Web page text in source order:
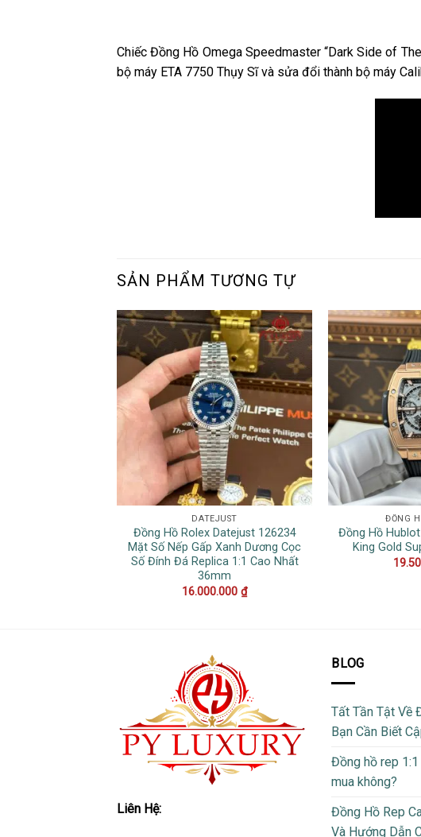
Chiếc Đồng Hồ Omega Speedmaster “Dark Side of
bộ máy ETA 7750 Thụy Sĩ và sửa đổi thành bộ máy
SẢN PHẨM TƯƠNG TỰ
DATEJUST
Đồng Hồ Rolex Datejust 126234
Mặt Số Nếp Gấp Xanh Dương Cọc
Số Đính Đá Replica 1:1 Cao Nhất
36mm
16.000.000₫
ĐỒNG
Đồng Hồ
King Gold
Liên Hệ:
BLOG
Tất Tần Tật Về
Bạn Cần Biết
Đồng hồ rep 1:1
mua không?
Đồng Hồ Rep
Và Hướng Dẫn